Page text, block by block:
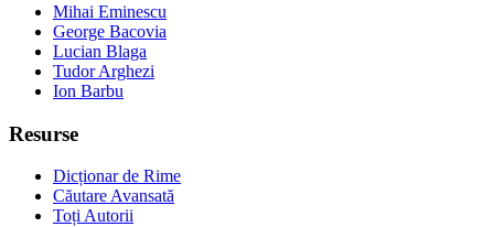
Mihai Eminescu
George Bacovia
Lucian Blaga
Tudor Arghezi
Ion Barbu
Resurse
Dicționar de Rime
Căutare Avansată
Toți Autorii